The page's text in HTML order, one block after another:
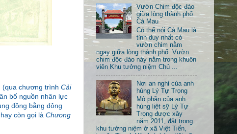
(qua chương trình Cải
bố nguồn nhân lực
đồng bằng đông
còn gọi là Chương
Vườn Chim độc đáo
giữa lòng thành phố
Cà Mau
Có thể nói Cà Mau là
tỉnh duy nhất có
vườn chim nằm
ngay giữa lòng thành phố. Vườn
chim độc đáo này nằm trong khuôn
viên Khu tưởng niệm Chủ ...
Nơi an nghỉ của anh
hùng Lý Tự Trọng
Mộ phần của anh
hùng liệt sỹ Lý Tự
Trọng được xây
năm 2011, đặt trong
khu tưởng niệm ở xã Việt Tiến,